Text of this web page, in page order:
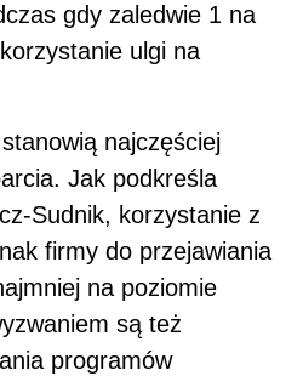
gdy zaledwie 1 na
ulgi na
najczęściej
Jak podkreśla
Sudnik, korzystanie z
firmy do przejawiania
na poziomie
są też
programów